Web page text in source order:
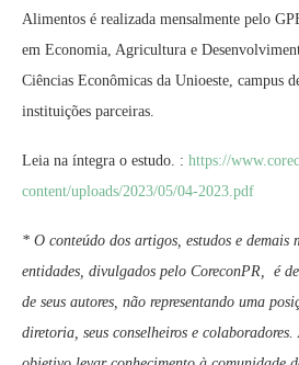
Alimentos é realizada mensalmente pelo
em Economia, Agricultura e
Ciências Econômicas da Unioeste, campus
instituições parceiras.
Leia na íntegra o estudo. : https://
content/uploads/2023/05/04-2023.pdf
* O conteúdo dos artigos, estudos e demais
entidades, divulgados pelo CoreconPR, é
de seus autores, não representando uma
diretoria, seus conselheiros e